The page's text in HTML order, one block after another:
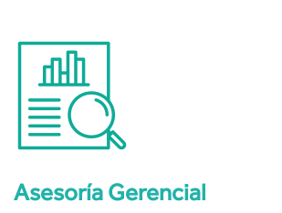
Asesoría Gerencial